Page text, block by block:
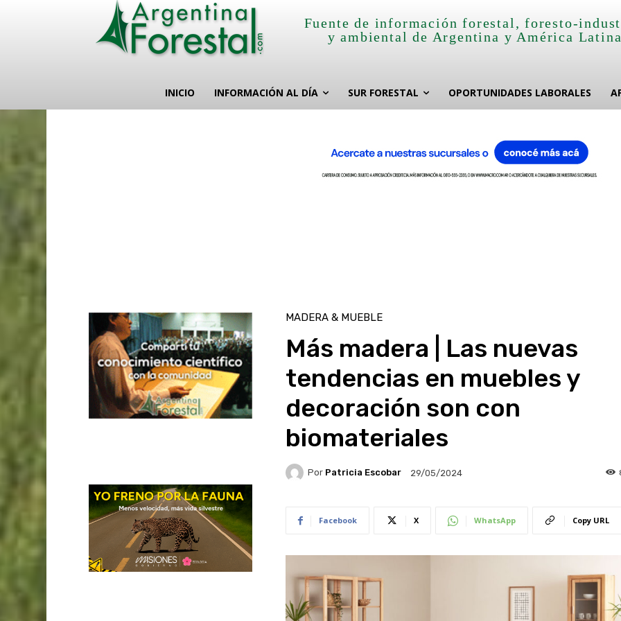
Fuente de información forestal, foresto-
y ambiental de Argentina y América
INICIO INFORMACIÓN AL DÍA SUR FORESTAL OPORTUNIDADES LABORALES
MADERA & MUEBLE
Más madera | Las nuevas
tendencias en muebles y
decoración son con
biomateriales
Por Patricia Escobar 29/05/2024
Facebook X WhatsApp Copy URL